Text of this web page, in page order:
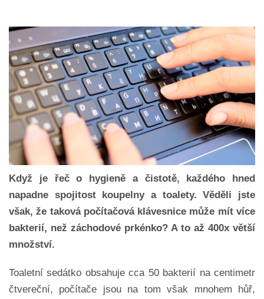
Když je řeč o hygieně a čistotě, každého hned
napadne spojitost koupelny a toalety. Věděli jste
však, že taková počítačová klávesnice může mít více
bakterií, než záchodové prkénko? A to až 400x větší
množství.
Toaletní sedátko obsahuje cca 50 bakterií na centimetr
čtvereční, počítače jsou na tom však mnohem hůř,